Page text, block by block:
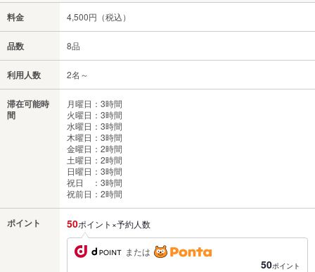
料金 4,500円（税込）
品数 8品
利用人数 2名～
滞在可能時
間
月曜日：3時間
火曜日：3時間
水曜日：3時間
木曜日：3時間
金曜日：2時間
土曜日：2時間
日曜日：3時間
祝日 ：3時間
祝前日：2時間
ポイント 50ポイント×予約人数
または
50ポイント